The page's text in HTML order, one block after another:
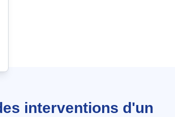
interventions d'un